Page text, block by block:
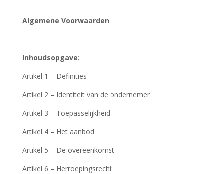
Algemene Voorwaarden
Inhoudsopgave:
Artikel 1 – Definities
Artikel 2 – Identiteit van de ondernemer
Artikel 3 – Toepasselijkheid
Artikel 4 – Het aanbod
Artikel 5 – De overeenkomst
Artikel 6 – Herroepingsrecht